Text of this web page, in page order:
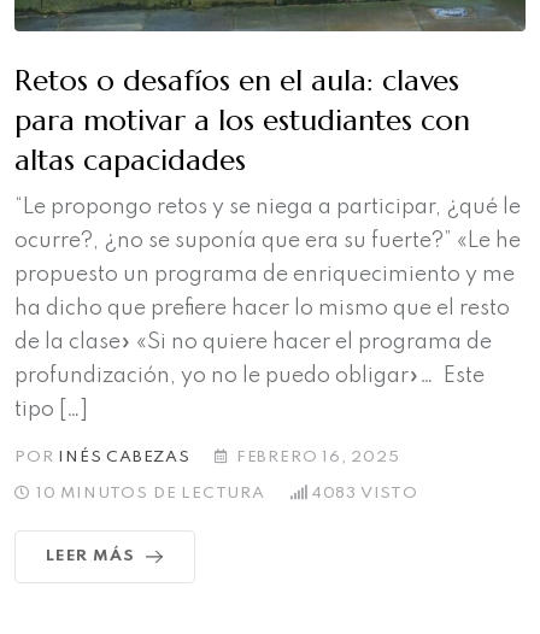
Retos o desafíos en el aula: claves
para motivar a los estudiantes con
altas capacidades
“Le propongo retos y se niega a participar, ¿qué le
ocurre?, ¿no se suponía que era su fuerte?” «Le he
propuesto un programa de enriquecimiento y me
ha dicho que prefiere hacer lo mismo que el resto
de la clase» «Si no quiere hacer el programa de
profundización, yo no le puedo obligar»… Este
tipo […]
POR INÉS CABEZAS FEBRERO 16, 2025
10 MINUTOS DE LECTURA 4083 VISTO
LEER MÁS